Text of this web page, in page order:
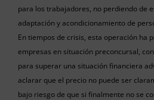
para los trabajadores, no perdiendo de
adaptación y acondicionamiento de
En tiempos de crisis, esta operación ha
empresas en situación preconcursal,
para superar una situación financiera
aclarar que el precio no puede ser
bajo riesgo de que si finalmente no se